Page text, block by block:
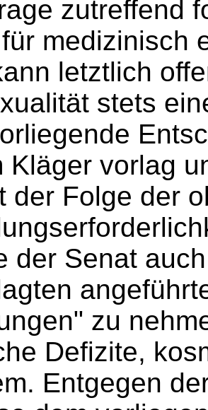
zutreffend
medizinisch
letztlich
stets
Kläger vorlag
der Folge der
der Senat
zu
Defizite,
Entgegen